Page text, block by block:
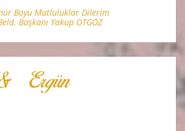
Boyu Mutluluklar Dilerim
Başkanı Yakup OTGÖZ
Ergün